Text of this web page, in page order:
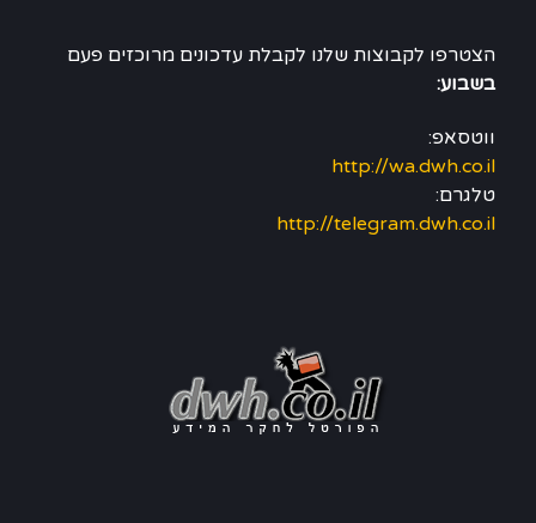
הצטרפו לקבוצות שלנו לקבלת עדכונים מרוכזים פעם
בשבוע:
ווטסאפ:
http://wa.dwh.co.il
טלגרם:
http://telegram.dwh.co.il